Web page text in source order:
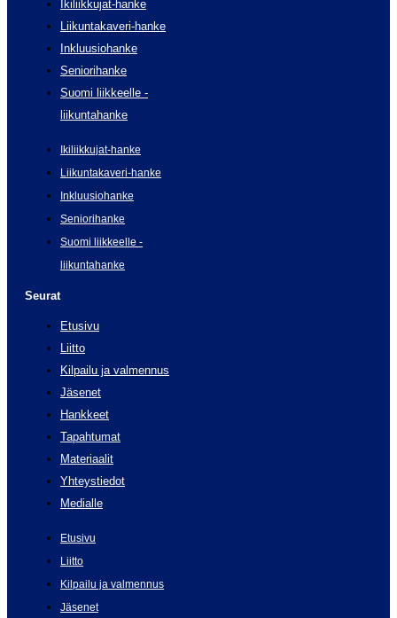
Ikiliikkujat-hanke
Liikuntakaveri-hanke
Inkluusiohanke
Seniorihanke
Suomi liikkeelle -
liikuntahanke
Ikiliikkujat-hanke
Liikuntakaveri-hanke
Inkluusiohanke
Seniorihanke
Suomi liikkeelle -
liikuntahanke
Seurat
Etusivu
Liitto
Kilpailu ja valmennus
Jäsenet
Hankkeet
Tapahtumat
Materiaalit
Yhteystiedot
Medialle
Etusivu
Liitto
Kilpailu ja valmennus
Jäsenet